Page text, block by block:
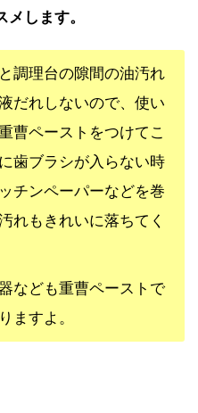
します。
調理台の隙間の油汚れ
だれしないので、使い
曹ペーストをつけてこ
歯ブラシが入らない時
チンペーパーなどを巻
れもきれいに落ちてく
なども重曹ペーストで
ますよ。